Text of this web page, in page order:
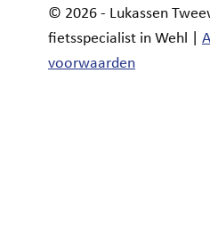
© 2026 - Lukassen
fietsspecialist in Wehl |
voorwaarden